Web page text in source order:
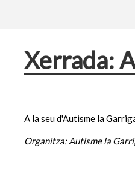
Xerrada:
A la seu d'Autisme la
Organitza: Autisme la